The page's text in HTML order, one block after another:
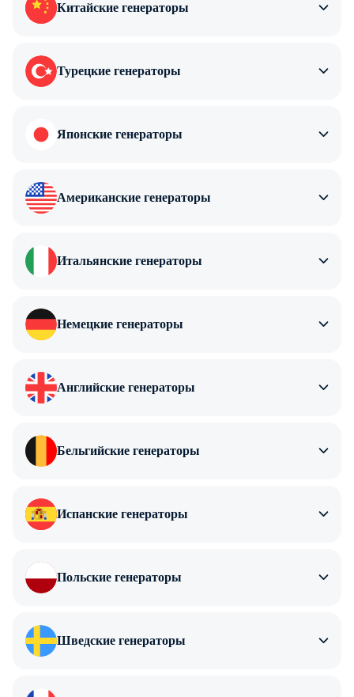
Китайские генераторы
Турецкие генераторы
Японские генераторы
Американские генераторы
Итальянские генераторы
Немецкие генераторы
Английские генераторы
Бельгийские генераторы
Испанские генераторы
Польские генераторы
Шведские генераторы